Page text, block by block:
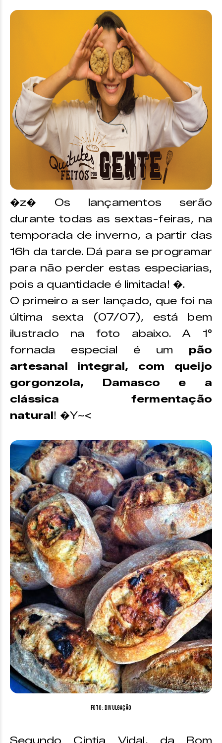
�z� Os lançamentos serão
durante todas as sextas-feiras, na
temporada de inverno, a partir das
16h da tarde. Dá para se programar
para não perder estas especiarias,
pois a quantidade é limitada! �.
O primeiro a ser lançado, que foi na
última sexta (07/07), está bem
ilustrado na foto abaixo. A 1°
fornada especial é um pão
artesanal integral, com queijo
gorgonzola, Damasco e a
clássica fermentação
natural! �Y~<
Foto: divulgação